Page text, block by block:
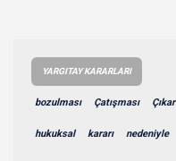
YARGITAY KARARLARI
bozulması Çatışması Çıkar
hukuksal kararı nedeniyle